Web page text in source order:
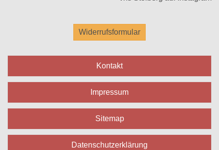
Widerrufsformular
Kontakt
Impressum
Sitemap
Datenschutzerklärung